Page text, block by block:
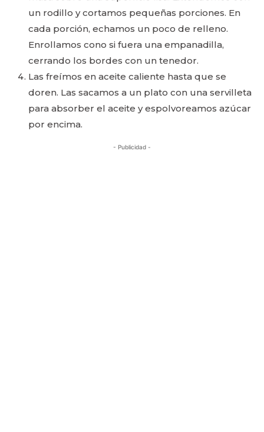
un rodillo y cortamos pequeñas porciones. En
cada porción, echamos un poco de relleno.
Enrollamos cono si fuera una empanadilla,
cerrando los bordes con un tenedor.
Las freímos en aceite caliente hasta que se
doren. Las sacamos a un plato con una servilleta
para absorber el aceite y espolvoreamos azúcar
por encima.
- Publicidad -